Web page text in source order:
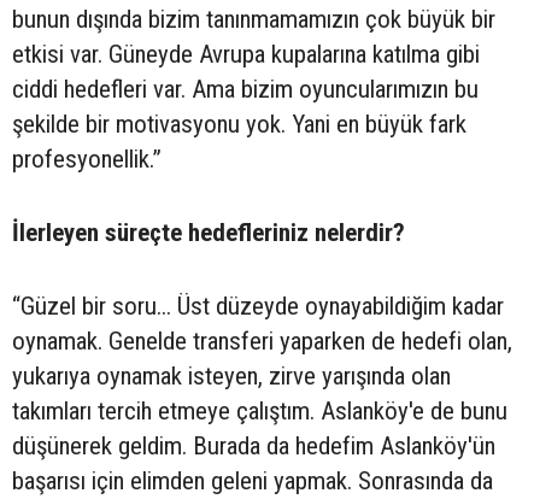
bunun dışında bizim tanınmamamızın çok büyük bir
etkisi var. Güneyde Avrupa kupalarına katılma gibi
ciddi hedefleri var. Ama bizim oyuncularımızın bu
şekilde bir motivasyonu yok. Yani en büyük fark
profesyonellik.”
İlerleyen süreçte hedefleriniz nelerdir?
“Güzel bir soru... Üst düzeyde oynayabildiğim kadar
oynamak. Genelde transferi yaparken de hedefi olan,
yukarıya oynamak isteyen, zirve yarışında olan
takımları tercih etmeye çalıştım. Aslanköy'e de bunu
düşünerek geldim. Burada da hedefim Aslanköy'ün
başarısı için elimden geleni yapmak. Sonrasında da